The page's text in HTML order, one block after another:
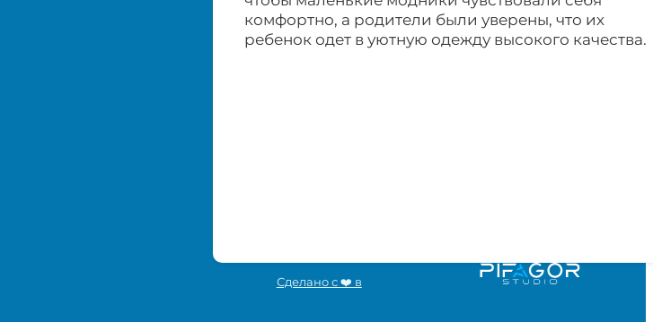
комфортно, а родители были уверены, что их
ребенок одет в уютную одежду высокого качества.
Сделано с ❤️ в